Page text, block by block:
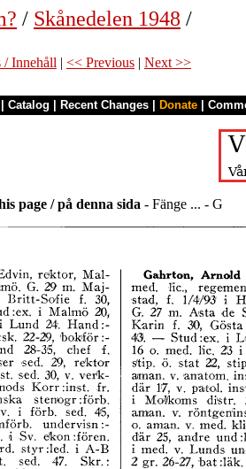
/ Skånedelen 1948 /
/ Innehåll | << Previous | Next >>
Catalog Recent Changes Donate
page / på denna sida - Fänge ... - G